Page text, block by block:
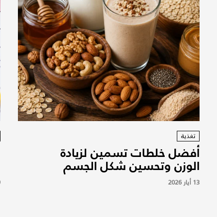
تغذية
أفضل خلطات تسمين لزيادة
الوزن وتحسين شكل الجسم
13 أيار 2026